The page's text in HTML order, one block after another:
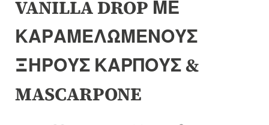
συλλογής
εικόνων
VANILLA DROP ΜΕ
ΚΑΡΑΜΕΛΩΜΕΝΟΥΣ
ΞΗΡΟΥΣ ΚΑΡΠΟΥΣ &
MASCARPONE